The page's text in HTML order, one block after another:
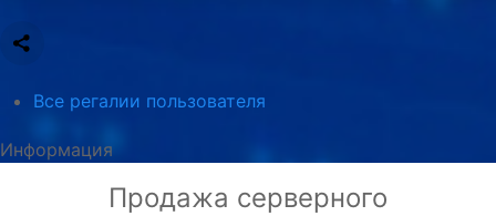
Все регалии пользователя
Информация
Продажа серверного